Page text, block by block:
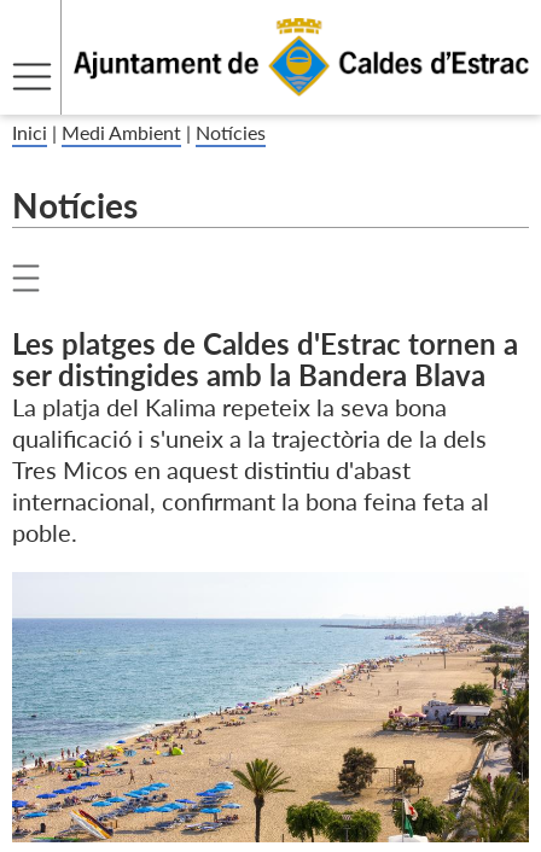
Inici | Medi Ambient | Notícies
Notícies
Les platges de Caldes d'Estrac tornen a
ser distingides amb la Bandera Blava
La platja del Kalima repeteix la seva bona
qualificació i s'uneix a la trajectòria de la dels
Tres Micos en aquest distintiu d'abast
internacional, confirmant la bona feina feta al
poble.